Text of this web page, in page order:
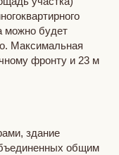
можно будет
Максимальная
фронту и 23 м
здание
общим